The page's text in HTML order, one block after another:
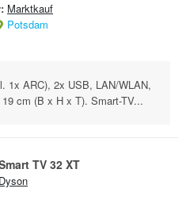
Marktkauf
Potsdam
1x ARC), 2x USB, LAN/WLAN,
cm (B x H x T). Smart-TV...
TV 32 XT
Dyson